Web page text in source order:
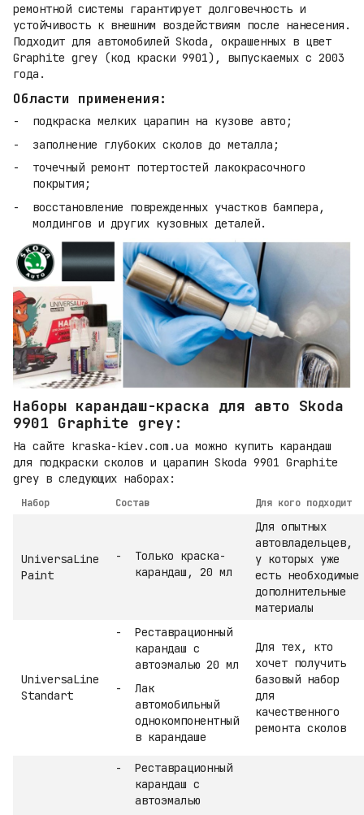
ремонтной системы гарантирует долговечность и
устойчивость к внешним воздействиям после нанесения.
Подходит для автомобилей Skoda, окрашенных в цвет
Graphite grey (код краски 9901), выпускаемых с 2003
года.
Области применения:
подкраска мелких царапин на кузове авто;
заполнение глубоких сколов до металла;
точечный ремонт потертостей лакокрасочного
покрытия;
восстановление поврежденных участков бампера,
молдингов и других кузовных деталей.
Наборы карандаш-краска для авто Skoda
9901 Graphite grey:
На сайте kraska-kiev.com.ua можно купить карандаш
для подкраски сколов и царапин Skoda 9901 Graphite
grey в следующих наборах:
Набор Состав Для кого подходит
UniversaLine
Paint
Только краска-
карандаш, 20 мл
Для опытных
автовладельцев,
у которых уже
есть необходимые
дополнительные
материалы
UniversaLine
Standart
Реставрационный
карандаш с
автоэмалью 20 мл
Лак
автомобильный
однокомпонентный
в карандаше
Для тех, кто
хочет получить
базовый набор
для
качественного
ремонта сколов
Реставрационный
карандаш с
автоэмалью